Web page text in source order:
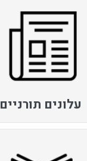
עלונים תורניים